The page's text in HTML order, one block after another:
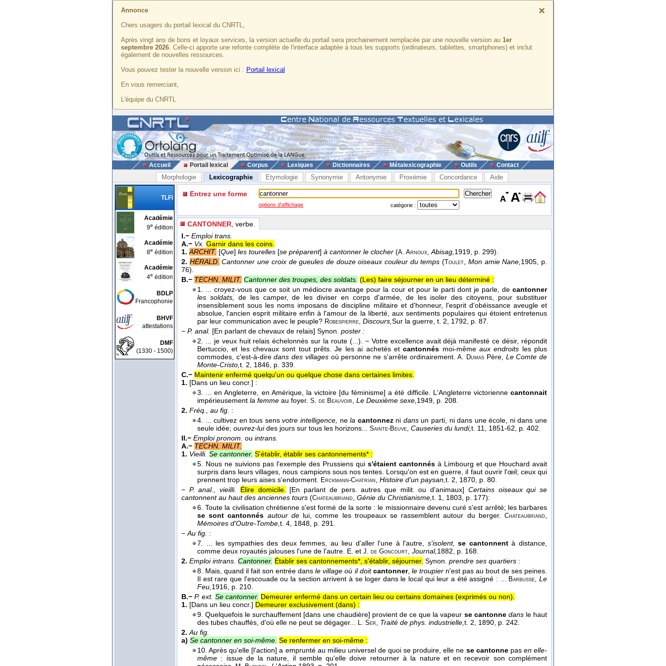
×
Annonce
Chers usagers du portail lexical du CNRTL,
Après vingt ans de bons et loyaux services, la version actuelle du portail sera prochainement remplacée par une nouvelle version au 1er
septembre 2026. Celle-ci apporte une refonte complète de l'interface adaptée à tous les supports (ordinateurs, tablettes, smartphones) et inclut
également de nouvelles ressources.
Vous pouvez tester la nouvelle version ici : Portail lexical
En vous remerciant,
L'équipe du CNRTL
Accueil Portail lexical Corpus Lexiques Dictionnaires Métalexicographie Outils Contact
Morphologie Lexicographie Etymologie Synonymie Antonymie Proxémie Concordance Aide
TLFi
Académie
9e édition
Académie
8e édition
Académie
4e édition
BDLP
Francophonie
BHVF
attestations
DMF
(1330 - 1500)
Entrez une forme
options d'affichage catégorie :
CANTONNER , verbe.
I.− Emploi trans.
A.− Vx. Garnir dans les coins.
1. ARCHIT. [Que] les tourelles [se préparent] à cantonner le clocher (A. Arnoux,Abisag,1919, p. 299).
2. HÉRALD. Cantonner une croix de gueules de douze oiseaux couleur du temps ( Toulet, Mon amie Nane,1905, p.
76).
B.− TECHN. MILIT. Cantonner des troupes, des soldats. (Les) faire séjourner en un lieu déterminé :
1. ... croyez-vous que ce soit un médiocre avantage pour la cour et pour le parti dont je parle, de cantonner
les soldats, de les camper, de les diviser en corps d'armée, de les isoler des citoyens, pour substituer
insensiblement sous les noms imposans de discipline militaire et d'honneur, l'esprit d'obéissance aveugle et
absolue, l'ancien esprit militaire enfin à l'amour de la liberté, aux sentiments populaires qui étoient entretenus
par leur communication avec le peuple? Robespierre, Discours,Sur la guerre, t. 2, 1792, p. 87.
− P. anal. [En parlant de chevaux de relais] Synon. poster :
2. ... je veux huit relais échelonnés sur la route (...). − Votre excellence avait déjà manifesté ce désir, répondit
Bertuccio, et les chevaux sont tout prêts. Je les ai achetés etcantonnés moi-même aux endroits les plus
commodes, c'est-à-diredans des villagesoù personne ne s'arrête ordinairement.A. Dumas Père, Le Comte de
Monte-Cristo,t. 2, 1846, p. 339.
C.− Maintenir enfermé quelqu'un ou quelque chose dans certaines limites.
1. [Dans un lieu concr.] :
3. ... en Angleterre, en Amérique, la victoire [du féminisme] a été difficile. L'Angleterre victorienne cantonnait
impérieusement la femme au foyer. S. de Beauvoir, Le Deuxième sexe,1949, p. 208.
2. Fréq., au fig. :
4. ... cultivez en tous sensvotre intelligence, nela cantonnezni dansun parti, ni dans une école, ni dans une
seule idée; ouvrez-luides jours sur tous les horizons... Sainte-Beuve, Causeries du lundi,t. 11, 1851-62, p. 402.
II.− Emploi pronom. ou intrans.
A.− TECHN. MILIT.
1. Vieilli. Se cantonner. S'établir, établir ses cantonnements* :
5. Nous ne suivions pas l'exemple des Prussiens qui s'étaient cantonnés à Limbourg et que Houchard avait
surpris dans leurs villages, nous campions sous nos tentes. Lorsqu'on est en guerre, il faut ouvrir l'œil; ceux qui
prennent trop leurs aises s'endorment. Erckmann-Chatrian, Histoire d'un paysan,t. 2, 1870, p. 80.
− P. anal., vieilli. Élire domicile. [En parlant de pers. autres que milit. ou d'animaux] Certains oiseaux qui se
cantonnent au haut des anciennes tours (Chateaubriand, Génie du Christianisme,t. 1, 1803, p. 177):
6. Toute la civilisation chrétienne s'est formé de la sorte : le missionnaire devenu curé s'est arrêté; les barbares
se sont cantonnés autour delui, comme les troupeaux se rassemblent autour du berger.Chateaubriand,
Mémoires d'Outre-Tombe,t. 4, 1848, p. 291.
−Au fig. :
7. ... les sympathies des deux femmes, au lieu d'aller l'une à l'autre, s'isolent,se cantonnentà distance,
comme deux royautés jalouses l'une de l'autre. E. et J. de Goncourt, Journal,1882, p. 168.
2. Emploi intrans. Cantonner. Établir ses cantonnements*, s'établir, séjourner. Synon. prendre ses quartiers :
8. Mais, quand il fait son entrée dansle village où il doitcantonner, le troupiern'est pas au bout de ses peines.
Il est rare que l'escouade ou la section arrivent à se loger dans le local qui leur a été assigné : ... Barbusse,Le
Feu,1916, p. 210.
B.− P. ext. Se cantonner. Demeurer enfermé dans un certain lieu ou certains domaines (exprimés ou non).
1. [Dans un lieu concr.] Demeurer exclusivement (dans) :
9. Quelquefois le surchauffement [dans une chaudière] provient de ce que la vapeur se cantonne dansle haut
des tubes chauffés, d'où elle ne peut se dégager... L. Ser, Traité de phys. industrielle,t. 2, 1890, p. 242.
2. Au fig.
a) Se cantonner en soi-même. Se renfermer en soi-même :
10. Après qu'elle [l'action] a emprunté au milieu universel de quoi se produire, elle ne se cantonnepas en elle-
même : issue de la nature, il semble qu'elle doive retourner à la nature et en recevoir son complément